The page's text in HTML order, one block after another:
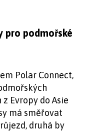
pro podmořské
Polar Connect,
Evropy do Asie
má směřovat
druhá by